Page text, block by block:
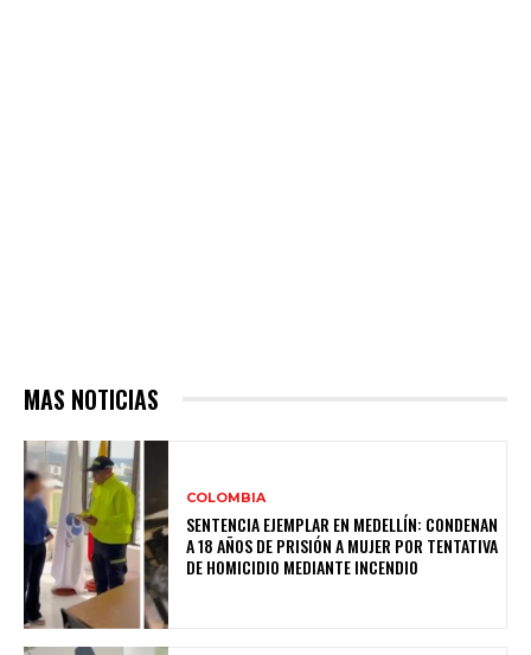
MAS NOTICIAS
COLOMBIA
SENTENCIA EJEMPLAR EN MEDELLÍN: CONDENAN
A 18 AÑOS DE PRISIÓN A MUJER POR TENTATIVA
DE HOMICIDIO MEDIANTE INCENDIO